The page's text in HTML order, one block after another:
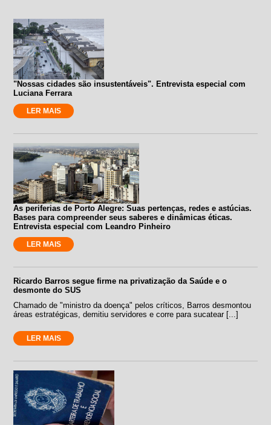
"Nossas cidades são insustentáveis". Entrevista especial com
Luciana Ferrara
LER MAIS
As periferias de Porto Alegre: Suas pertenças, redes e astúcias.
Bases para compreender seus saberes e dinâmicas éticas.
Entrevista especial com Leandro Pinheiro
LER MAIS
Ricardo Barros segue firme na privatização da Saúde e o
desmonte do SUS
Chamado de "ministro da doença" pelos críticos, Barros desmontou
áreas estratégicas, demitiu servidores e corre para sucatear [...]
LER MAIS